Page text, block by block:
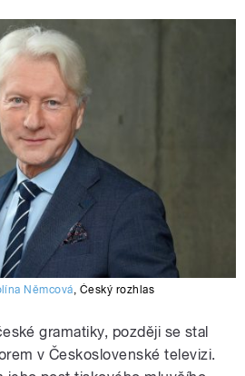
Němcová, Český rozhlas
gramatiky, později se stal
v Československé televizi.